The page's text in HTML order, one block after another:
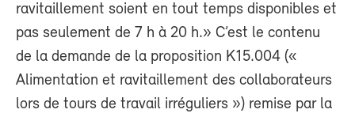
ravitaillement soient en tout temps disponibles et
pas seulement de 7 h à 20 h.» C’est le contenu
de la demande de la proposition K15.004 («
Alimentation et ravitaillement des collaborateurs
lors de tours de travail irréguliers ») remise par la